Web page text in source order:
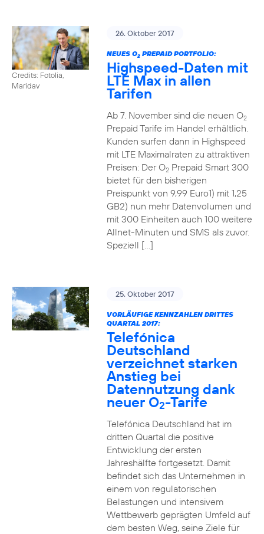
Credits: Fotolia,
Maridav
26. Oktober 2017
NEUES O2PREPAID PORTFOLIO:
Highspeed-Daten mit
LTE Max in allen
Tarifen
Ab 7. November sind die neuen O2
Prepaid Tarife im Handel erhältlich.
Kunden surfen dann in Highspeed
mit LTE Maximalraten zu attraktiven
Preisen: Der O2Prepaid Smart 300
bietet für den bisherigen
Preispunkt von 9,99 Euro1) mit 1,25
GB2) nun mehr Datenvolumen und
mit 300 Einheiten auch 100 weitere
Allnet-Minuten und SMS als zuvor.
Speziell […]
25. Oktober 2017
VORLÄUFIGE KENNZAHLEN DRITTES
QUARTAL 2017:
Telefónica
Deutschland
verzeichnet starken
Anstieg bei
Datennutzung dank
neuer O2-Tarife
Telefónica Deutschland hat im
dritten Quartal die positive
Entwicklung der ersten
Jahreshälfte fortgesetzt. Damit
befindet sich das Unternehmen in
einem von regulatorischen
Belastungen und intensivem
Wettbewerb geprägten Umfeld auf
dem besten Weg, seine Ziele für